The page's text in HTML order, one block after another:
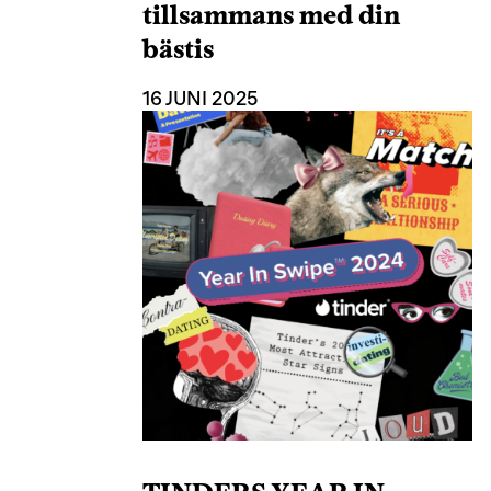
tillsammans med din
bästis
16 JUNI 2025